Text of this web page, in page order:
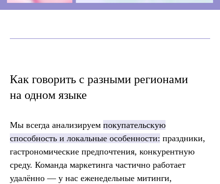
Как говорить с разными регионами
на одном языке
Мы всегда анализируем покупательскую
способность и локальные особенности: праздники,
гастрономические предпочтения, конкурентную
среду. Команда маркетинга частично работает
удалённо — у нас еженедельные митинги,
подписались.
с подтверждением.